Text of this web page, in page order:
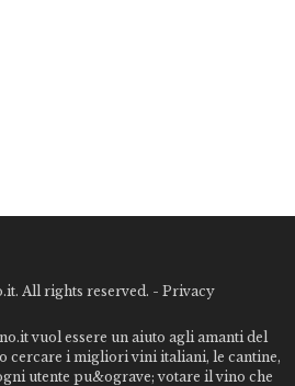
All rights reserved. - Privacy
vuol essere un aiuto agli amanti del
cercare i migliori vini italiani, le cantine,
utente pu&ograve; votare il vino che